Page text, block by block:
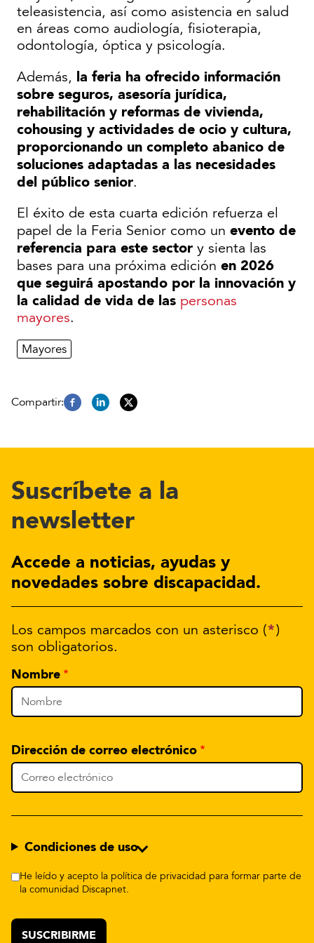
teleasistencia, así como asistencia en salud
en áreas como audiología, fisioterapia,
odontología, óptica y psicología.
Además, la feria ha ofrecido información
sobre seguros, asesoría jurídica,
rehabilitación y reformas de vivienda,
cohousing y actividades de ocio y cultura,
proporcionando un completo abanico de
soluciones adaptadas a las necesidades
del público senior.
El éxito de esta cuarta edición refuerza el
papel de la Feria Senior como un evento de
referencia para este sector y sienta las
bases para una próxima edición en 2026
que seguirá apostando por la innovación y
la calidad de vida de las personas
mayores.
Mayores
Suscríbete a la
newsletter
Accede a noticias, ayudas y
novedades sobre discapacidad.
Los campos marcados con un asterisco (*)
son obligatorios.
Nombre
Dirección de correo electrónico
Condiciones de uso
He leído y acepto la política de privacidad para formar parte de
la comunidad Discapnet.